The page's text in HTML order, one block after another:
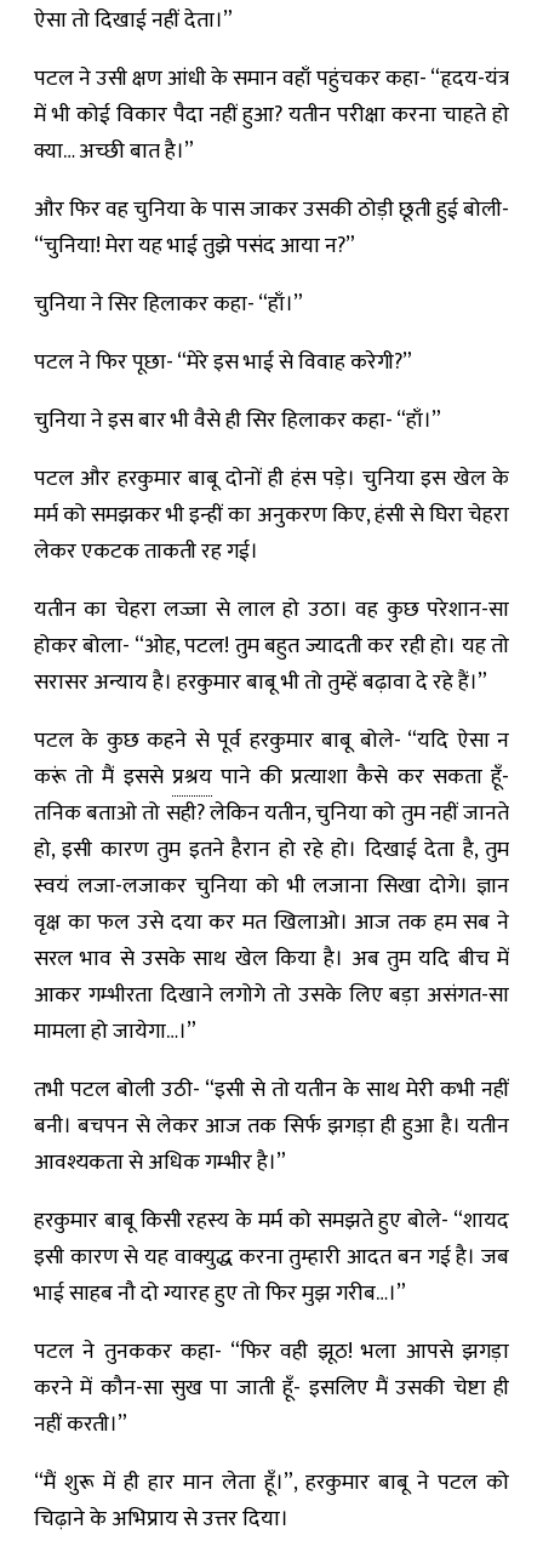
ऐसा तो दिखाई नहीं देता।”
पटल ने उसी क्षण आंधी के समान वहाँ पहुंचकर कहा- “हृदय-यंत्र
में भी कोई विकार पैदा नहीं हुआ? यतीन परीक्षा करना चाहते हो
क्या… अच्छी बात है।”
और फिर वह चुनिया के पास जाकर उसकी ठोड़ी छूती हुई बोली-
“चुनिया! मेरा यह भाई तुझे पसंद आया न?”
चुनिया ने सिर हिलाकर कहा- “हाँ।”
पटल ने फिर पूछा- “मेरे इस भाई से विवाह करेगी?”
चुनिया ने इस बार भी वैसे ही सिर हिलाकर कहा- “हाँ।”
पटल और हरकुमार बाबू दोनों ही हंस पड़े। चुनिया इस खेल के
मर्म को समझकर भी इन्हीं का अनुकरण किए, हंसी से घिरा चेहरा
लेकर एकटक ताकती रह गई।
यतीन का चेहरा लज्जा से लाल हो उठा। वह कुछ परेशान-सा
होकर बोला- “ओह, पटल! तुम बहुत ज्यादती कर रही हो। यह तो
सरासर अन्याय है। हरकुमार बाबू भी तो तुम्हें बढ़ावा दे रहे हैं।”
पटल के कुछ कहने से पूर्व हरकुमार बाबू बोले- “यदि ऐसा न
करूं तो मैं इससे प्रश्रयपाने की प्रत्याशा कैसे कर सकता हूँ-
तनिक बताओ तो सही? लेकिन यतीन, चुनिया को तुम नहीं जानते
हो, इसी कारण तुम इतने हैरान हो रहे हो। दिखाई देता है, तुम
स्वयं लजा-लजाकर चुनिया को भी लजाना सिखा दोगे। ज्ञान
वृक्ष का फल उसे दया कर मत खिलाओ। आज तक हम सब ने
सरल भाव से उसके साथ खेल किया है। अब तुम यदि बीच में
आकर गम्भीरता दिखाने लगोगे तो उसके लिए बड़ा असंगत-सा
मामला हो जायेगा…।”
तभी पटल बोली उठी- “इसी से तो यतीन के साथ मेरी कभी नहीं
बनी। बचपन से लेकर आज तक सिर्फ झगड़ा ही हुआ है। यतीन
आवश्यकता से अधिक गम्भीर है।”
हरकुमार बाबू किसी रहस्य के मर्म को समझते हुए बोले- “शायद
इसी कारण से यह वाक्युद्ध करना तुम्हारी आदत बन गई है। जब
भाई साहब नौ दो ग्यारह हुए तो फिर मुझ गरीब…।”
पटल ने तुनककर कहा- “फिर वही झूठ! भला आपसे झगड़ा
करने में कौन-सा सुख पा जाती हूँ- इसलिए मैं उसकी चेष्टा ही
नहीं करती।”
“मैं शुरू में ही हार मान लेता हूँ।”, हरकुमार बाबू ने पटल को
चिढ़ाने के अभिप्राय से उत्तर दिया।